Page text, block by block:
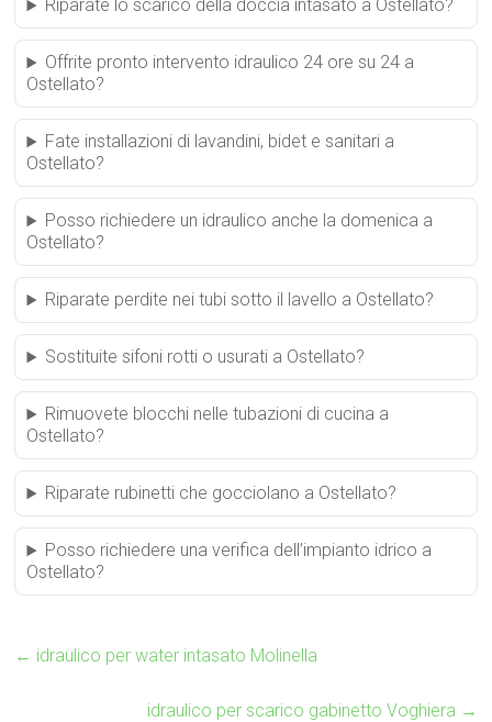
Riparate lo scarico della doccia intasato a Ostellato?
Offrite pronto intervento idraulico 24 ore su 24 a
Ostellato?
Fate installazioni di lavandini, bidet e sanitari a
Ostellato?
Posso richiedere un idraulico anche la domenica a
Ostellato?
Riparate perdite nei tubi sotto il lavello a Ostellato?
Sostituite sifoni rotti o usurati a Ostellato?
Rimuovete blocchi nelle tubazioni di cucina a
Ostellato?
Riparate rubinetti che gocciolano a Ostellato?
Posso richiedere una verifica dell’impianto idrico a
Ostellato?
← idraulico per water intasato Molinella
idraulico per scarico gabinetto Voghiera →